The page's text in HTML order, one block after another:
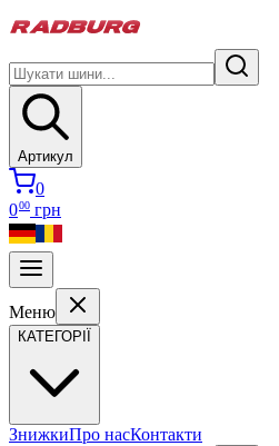
Артикул
0
000 грн
Меню
КАТЕГОРІЇ
ЗнижкиПро насКонтакти